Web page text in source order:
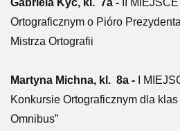
Gabriela Kyc, kl. 7a -
II
Ortograficznym o Pióro
Mistrza Ortografii
Martyna Michna, kl. 8a -
I
Konkursie Ortograficznym dla klas
Omnibus”